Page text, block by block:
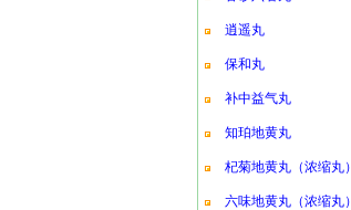
逍遥丸
保和丸
补中益气丸
知珀地黄丸
杞菊地黄丸（浓缩丸）
六味地黄丸（浓缩丸）